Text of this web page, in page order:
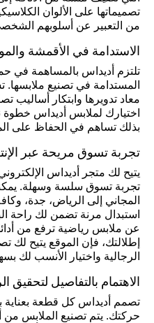
تصميماتها على الألوان
من التعبير عن أسلوبهم
الاستدامة في الأقمشة
تلتزم أديداس بالمساهمة في
المستدامة في تصنيع
معاد تدويرها وابتكار أساليب
اختيارك لملابس أديداس خطوة
بذلك تساهم في الحفاظ على
تجربة تسوق مريحة عبر
يتيح لك متجر أديداس
تجربة تسوق سلسة وسهلة.
المجاني إلى الرياض، جدة،
استبدال مرنة تضمن لك راحة
عن ملابس رياضية ترفع من
إطلالتك، فإن الموقع يتيح
الرجالية واختيار الأنسب لك
الاهتمام بالتفاصيل لتحقيق
تصمم أديداس كل قطعة
حركتك. يتم تصنيع الملابس